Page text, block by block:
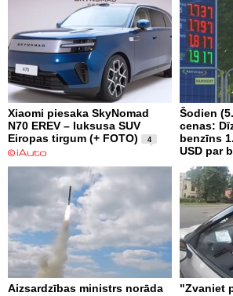
Xiaomi piesaka SkyNomad
N70 EREV – luksusa SUV
Eiropas tirgum (+ FOTO)
4
Šodien
cenas:
benzīns
USD par
Aizsardzības ministrs norāda
"Zvaniet